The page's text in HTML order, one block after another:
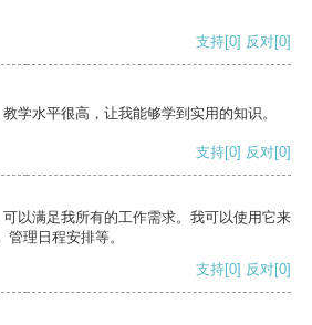
支持[0] 反对[0]
学水平很高，让我能够学到实用的知识。
支持[0] 反对[0]
以满足我所有的工作需求。我可以使用它来
理日程安排等。
支持[0] 反对[0]